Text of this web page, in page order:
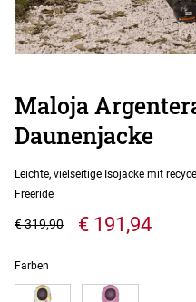
Maloja
Daunenjacke
Leichte, vielseitige Isojacke mit
Freeride
€ 191,94
€ 319,90
Farben